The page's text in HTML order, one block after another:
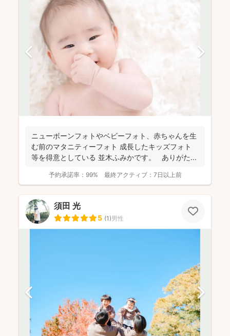
ニューボーンフォトやベビーフォト、赤ちゃんを生
む前のマタニティーフォト 成長したキッズフォト
等を得意としている 並木ふみかです。 ありがた...
予約承諾率： 99% 最終アクティブ： 7日以上前
須田 光
5 (1)男性